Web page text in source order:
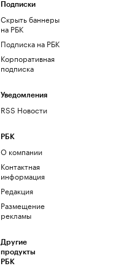
Подписки
Скрыть баннеры
на РБК
Подписка на РБК
Корпоративная
подписка
Уведомления
RSS Новости
РБК
О компании
Контактная
информация
Редакция
Размещение
рекламы
Другие
продукты
РБК